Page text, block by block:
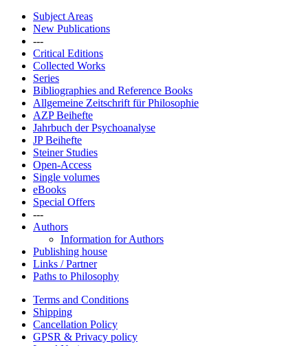
Subject Areas
New Publications
---
Critical Editions
Collected Works
Series
Bibliographies and Reference Books
Allgemeine Zeitschrift für Philosophie
AZP Beihefte
Jahrbuch der Psychoanalyse
JP Beihefte
Steiner Studies
Open-Access
Single volumes
eBooks
Special Offers
---
Authors
Information for Authors
Publishing house
Links / Partner
Paths to Philosophy
Terms and Conditions
Shipping
Cancellation Policy
GPSR & Privacy policy